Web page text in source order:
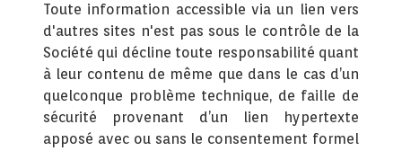
Toute information accessible via un lien vers
d'autres sites n'est pas sous le contrôle de la
Société qui décline toute responsabilité quant
à leur contenu de même que dans le cas d’un
quelconque problème technique, de faille de
sécurité provenant d’un lien hypertexte
apposé avec ou sans le consentement formel